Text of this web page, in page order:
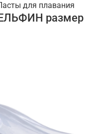
для плавания
размер